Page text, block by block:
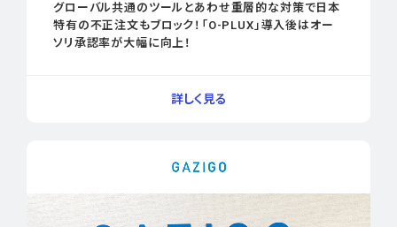
グローバル共通のツールとあわせ重層的な対策で日本
特有の不正注文もブロック！「O-PLUX」導入後はオー
ソリ承認率が大幅に向上！